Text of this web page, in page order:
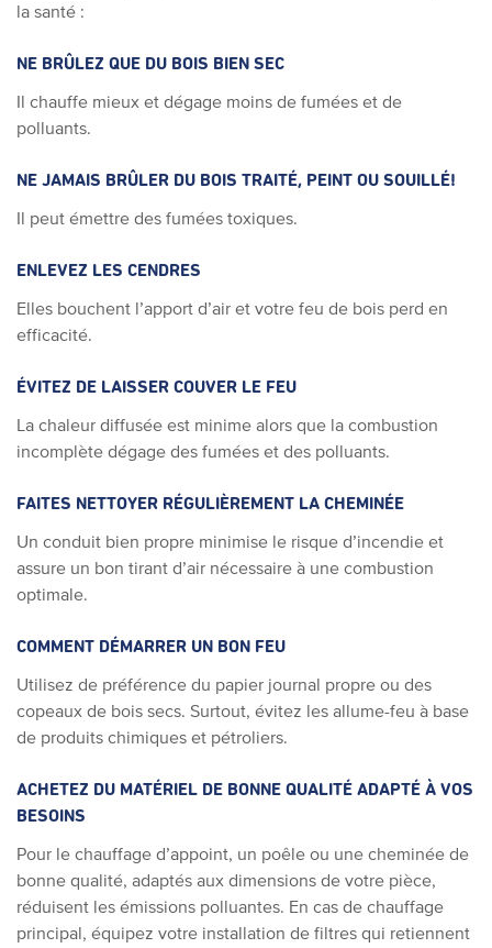
la santé :
NE BRÛLEZ QUE DU BOIS BIEN SEC
Il chauffe mieux et dégage moins de fumées et de
polluants.
NE JAMAIS BRÛLER DU BOIS TRAITÉ, PEINT OU SOUILLÉ!
Il peut émettre des fumées toxiques.
ENLEVEZ LES CENDRES
Elles bouchent l’apport d’air et votre feu de bois perd en
efficacité.
ÉVITEZ DE LAISSER COUVER LE FEU
La chaleur diffusée est minime alors que la combustion
incomplète dégage des fumées et des polluants.
FAITES NETTOYER RÉGULIÈREMENT LA CHEMINÉE
Un conduit bien propre minimise le risque d’incendie et
assure un bon tirant d’air nécessaire à une combustion
optimale.
COMMENT DÉMARRER UN BON FEU
Utilisez de préférence du papier journal propre ou des
copeaux de bois secs. Surtout, évitez les allume-feu à base
de produits chimiques et pétroliers.
ACHETEZ DU MATÉRIEL DE BONNE QUALITÉ ADAPTÉ À VOS
BESOINS
Pour le chauffage d’appoint, un poêle ou une cheminée de
bonne qualité, adaptés aux dimensions de votre pièce,
réduisent les émissions polluantes. En cas de chauffage
principal, équipez votre installation de filtres qui retiennent